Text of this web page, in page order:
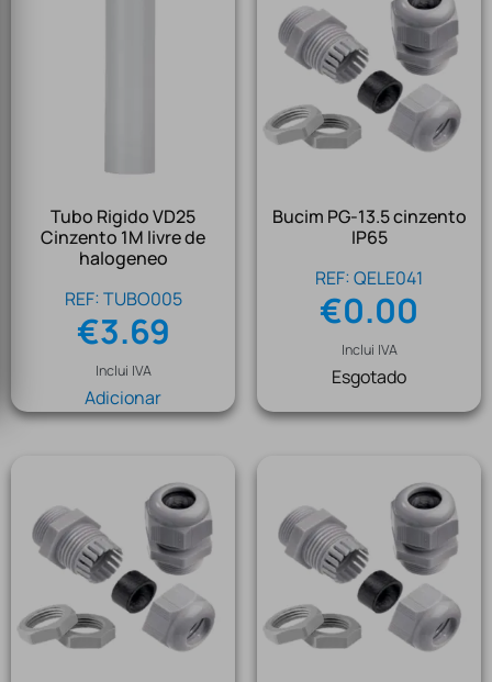
Tubo Rigido VD25
Cinzento 1M livre de
halogeneo
REF: TUBO005
€3.69
Inclui IVA
Adicionar
Bucim PG-13.5 cinzento
IP65
REF: QELE041
€0.00
Inclui IVA
Esgotado